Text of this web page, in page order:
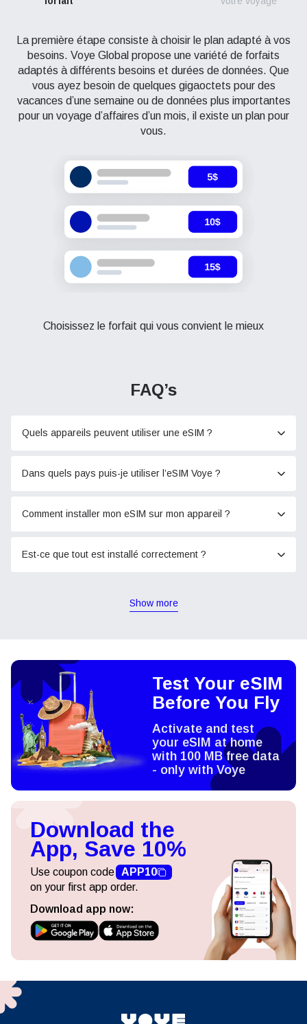
La première étape consiste à choisir le plan adapté à vos
besoins. Voye Global propose une variété de forfaits
adaptés à différents besoins et durées de données. Que
vous ayez besoin de quelques gigaoctets pour des
vacances d’une semaine ou de données plus importantes
pour un voyage d’affaires d’un mois, il existe un plan pour
vous.
Choisissez le forfait qui vous convient le mieux
FAQ’s
Quels appareils peuvent utiliser une eSIM ?
Dans quels pays puis-je utiliser l’eSIM Voye ?
Comment installer mon eSIM sur mon appareil ?
Est-ce que tout est installé correctement ?
Show more
Test Your eSIM
Before You Fly
Activate and test
your eSIM at home
with 100 MB free data
- only with Voye
Download the
App, Save 10%
Use coupon code APP10
on your first app order.
Download app now: